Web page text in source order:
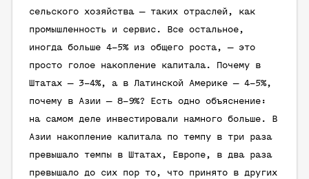
сельского хозяйства — таких отраслей, как
промышленность и сервис. Все остальное,
иногда больше 4–5% из общего роста, — это
просто голое накопление капитала. Почему в
Штатах — 3–4%, а в Латинской Америке — 4–5%,
почему в Азии — 8–9%? Есть одно объяснение:
на самом деле инвестировали намного больше. В
Азии накопление капитала по темпу в три раза
превышало темпы в Штатах, Европе, в два раза
превышало до сих пор то, что принято в других